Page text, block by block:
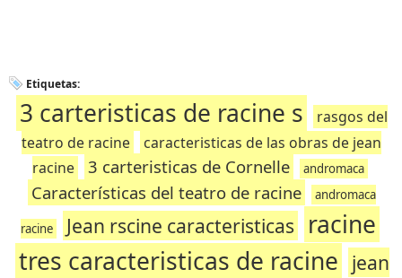
Etiquetas:
3 carteristicas de racine s
rasgos del
teatro de racine
caracteristicas de las obras de jean
racine
3 carteristicas de Cornelle andromaca
Características del teatro de racine andromaca
racine Jean rscine caracteristicas racine
tres caracteristicas de racine jean